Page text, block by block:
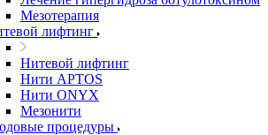
Мезотерапия
лифтинг
Нитевой лифтинг
Нити APTOS
Нити ONYX
Мезонити
процедуры